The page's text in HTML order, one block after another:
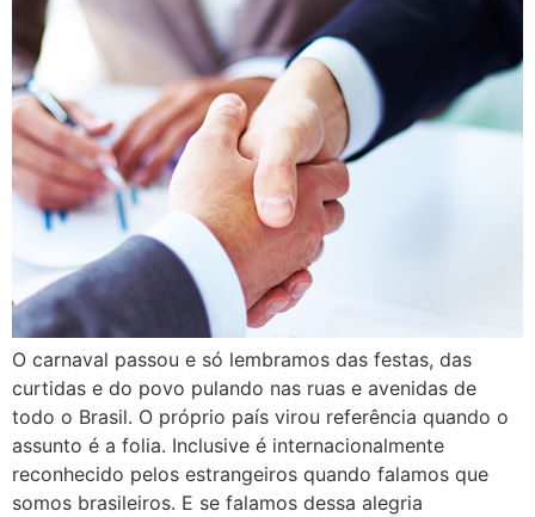
O carnaval passou e só lembramos das festas, das
curtidas e do povo pulando nas ruas e avenidas de
todo o Brasil. O próprio país virou referência quando o
assunto é a folia. Inclusive é internacionalmente
reconhecido pelos estrangeiros quando falamos que
somos brasileiros. E se falamos dessa alegria